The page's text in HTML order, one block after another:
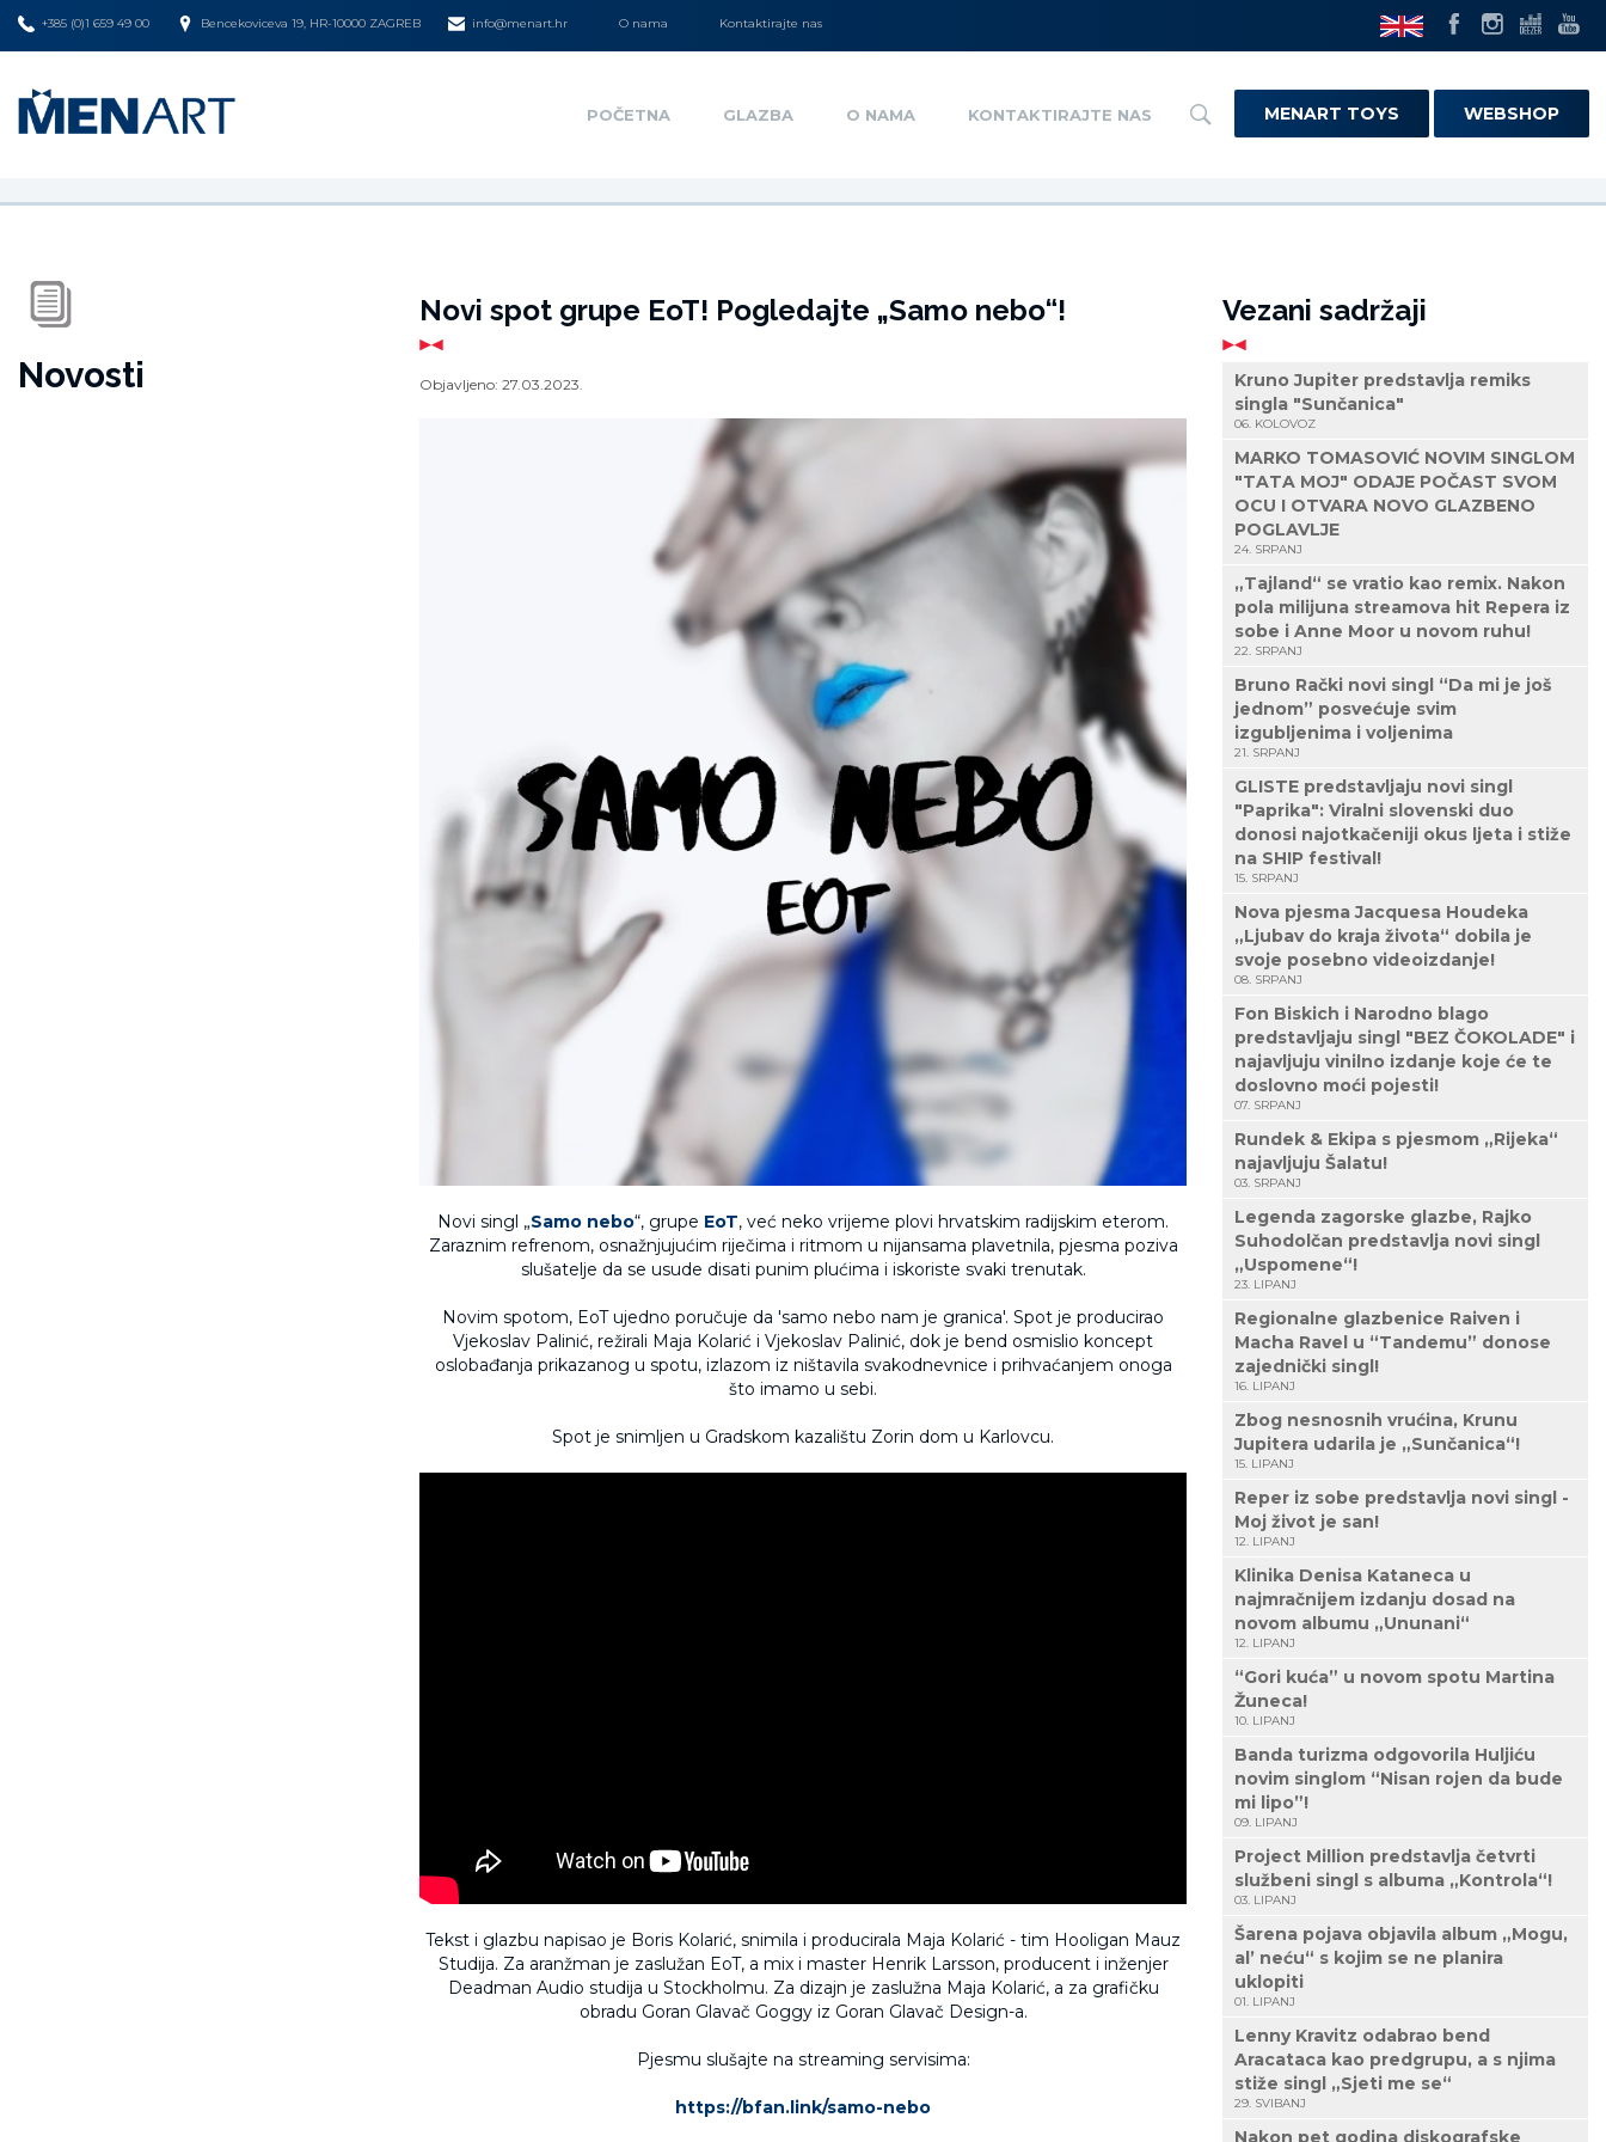
+385 (0)1 659 49 00 Bencekoviceva 19, HR-10000 ZAGREB info@menart.hr O nama Kontaktirajte nas
POČETNA GLAZBA O NAMA KONTAKTIRAJTE NAS MENART TOYS WEBSHOP
Novosti
Novi spot grupe EoT! Pogledajte „Samo nebo“!
Objavljeno: 27.03.2023.
Novi singl „Samo nebo“, grupe EoT, već neko vrijeme plovi hrvatskim radijskim eterom.
Zaraznim refrenom, osnažnjujućim riječima i ritmom u nijansama plavetnila, pjesma poziva
slušatelje da se usude disati punim plućima i iskoriste svaki trenutak.
Novim spotom, EoT ujedno poručuje da 'samo nebo nam je granica'. Spot je producirao
Vjekoslav Palinić, režirali Maja Kolarić i Vjekoslav Palinić, dok je bend osmislio koncept
oslobađanja prikazanog u spotu, izlazom iz ništavila svakodnevnice i prihvaćanjem onoga
što imamo u sebi.
Spot je snimljen u Gradskom kazalištu Zorin dom u Karlovcu.
Tekst i glazbu napisao je Boris Kolarić, snimila i producirala Maja Kolarić - tim Hooligan Mauz
Studija. Za aranžman je zaslužan EoT, a mix i master Henrik Larsson, producent i inženjer
Deadman Audio studija u Stockholmu. Za dizajn je zaslužna Maja Kolarić, a za grafičku
obradu Goran Glavač Goggy iz Goran Glavač Design-a.
Pjesmu slušajte na streaming servisima:
https://bfan.link/samo-nebo
Vezani sadržaji
Kruno Jupiter predstavlja remiks
singla "Sunčanica"
06. KOLOVOZ
MARKO TOMASOVIĆ NOVIM SINGLOM
"TATA MOJ" ODAJE POČAST SVOM
OCU I OTVARA NOVO GLAZBENO
POGLAVLJE
24. SRPANJ
„Tajland“ se vratio kao remix. Nakon
pola milijuna streamova hit Repera iz
sobe i Anne Moor u novom ruhu!
22. SRPANJ
Bruno Rački novi singl “Da mi je još
jednom” posvećuje svim
izgubljenima i voljenima
21. SRPANJ
GLISTE predstavljaju novi singl
"Paprika": Viralni slovenski duo
donosi najotkačeniji okus ljeta i stiže
na SHIP festival!
15. SRPANJ
Nova pjesma Jacquesa Houdeka
„Ljubav do kraja života“ dobila je
svoje posebno videoizdanje!
08. SRPANJ
Fon Biskich i Narodno blago
predstavljaju singl "BEZ ČOKOLADE" i
najavljuju vinilno izdanje koje će te
doslovno moći pojesti!
07. SRPANJ
Rundek & Ekipa s pjesmom „Rijeka“
najavljuju Šalatu!
03. SRPANJ
Legenda zagorske glazbe, Rajko
Suhodolčan predstavlja novi singl
„Uspomene“!
23. LIPANJ
Regionalne glazbenice Raiven i
Macha Ravel u “Tandemu” donose
zajednički singl!
16. LIPANJ
Zbog nesnosnih vrućina, Krunu
Jupitera udarila je „Sunčanica“!
15. LIPANJ
Reper iz sobe predstavlja novi singl -
Moj život je san!
12. LIPANJ
Klinika Denisa Kataneca u
najmračnijem izdanju dosad na
novom albumu „Ununani“
12. LIPANJ
“Gori kuća” u novom spotu Martina
Žuneca!
10. LIPANJ
Banda turizma odgovorila Huljiću
novim singlom “Nisan rojen da bude
mi lipo”!
09. LIPANJ
Project Million predstavlja četvrti
službeni singl s albuma „Kontrola“!
03. LIPANJ
Šarena pojava objavila album „Mogu,
al’ neću“ s kojim se ne planira
uklopiti
01. LIPANJ
Lenny Kravitz odabrao bend
Aracataca kao predgrupu, a s njima
stiže singl „Sjeti me se“
29. SVIBANJ
Nakon pet godina diskografske